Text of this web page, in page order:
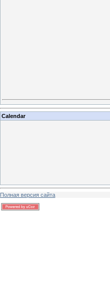
Calendar
Полная версия сайта